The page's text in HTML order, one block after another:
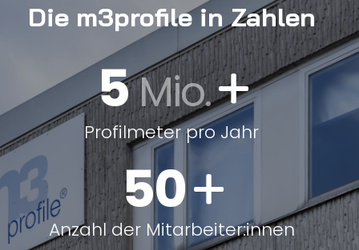
Die m3profile in Zahlen
5Mio.
Profilmeter pro Jahr
50
Anzahl der Mitarbeiter:innen